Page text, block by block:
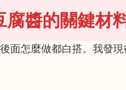
腐醬的關鍵材
面怎麼做都白搭。我發